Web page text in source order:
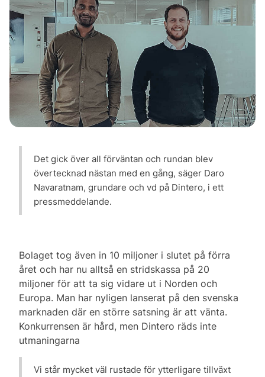
Det gick över all förväntan och rundan blev
övertecknad nästan med en gång, säger Daro
Navaratnam, grundare och vd på Dintero, i ett
pressmeddelande.
Bolaget tog även in 10 miljoner i slutet på förra
året och har nu alltså en stridskassa på 20
miljoner för att ta sig vidare ut i Norden och
Europa. Man har nyligen lanserat på den svenska
marknaden där en större satsning är att vänta.
Konkurrensen är hård, men Dintero räds inte
utmaningarna
Vi står mycket väl rustade för ytterligare tillväxt